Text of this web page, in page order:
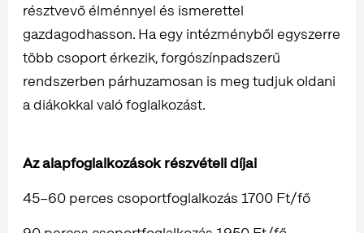
résztvevő élménnyel és ismerettel
gazdagodhasson. Ha egy intézményből egyszerre
több csoport érkezik, forgószínpadszerű
rendszerben párhuzamosan is meg tudjuk oldani
a diákokkal való foglalkozást.
Az alapfoglalkozások részvételi díjai
45–60 perces csoportfoglalkozás 1700 Ft/fő